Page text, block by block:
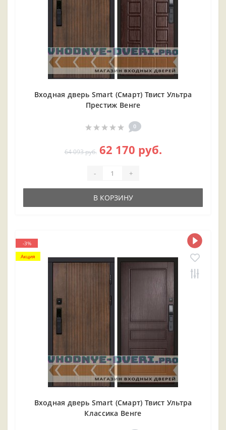
Входная дверь Smart (Смарт) Твист Ультра
Престиж Венге
0
64 093 руб. 62 170 руб.
- +
В КОРЗИНУ
-3%
Акция
Входная дверь Smart (Смарт) Твист Ультра
Классика Венге